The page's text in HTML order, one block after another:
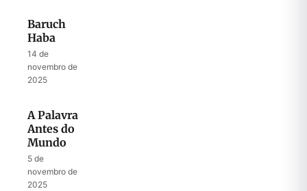
Baruch
Haba
14 de
novembro de
2025
A Palavra
Antes do
Mundo
5 de
novembro de
2025